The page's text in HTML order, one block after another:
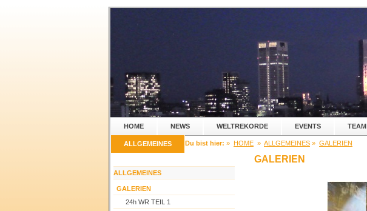
HOME NEWS WELTREKORDE EVENTS TEAM
ALLGEMEINES Du bist hier: » HOME » ALLGEMEINES » GALERIEN
ALLGEMEINES
GALERIEN
24h WR TEIL 1
GALERIEN